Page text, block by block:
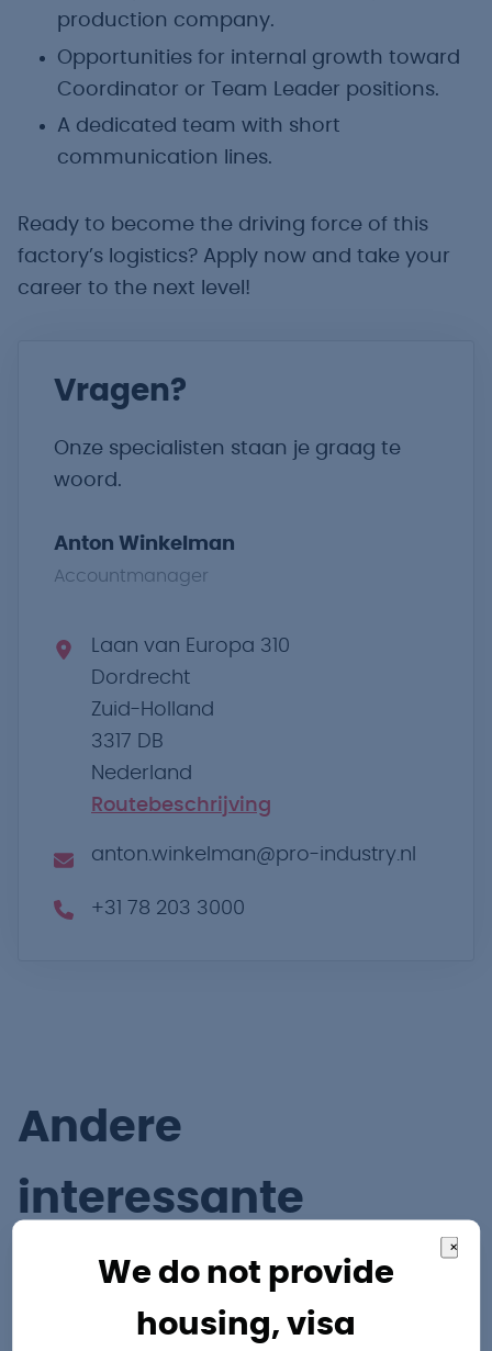
×
We do not provide
housing, visa
production company.
Opportunities for internal growth toward
Coordinator or Team Leader positions.
A dedicated team with short
communication lines.
Ready to become the driving force of this
factory’s logistics? Apply now and take your
career to the next level!
Vragen?
Onze specialisten staan je graag te
woord.
Anton Winkelman
Accountmanager
Laan van Europa 310
Dordrecht
Zuid-Holland
3317 DB
Nederland
Routebeschrijving
anton.winkelman@pro-industry.nl
+31 78 203 3000
Andere
interessante
vacatures